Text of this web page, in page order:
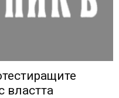
властта